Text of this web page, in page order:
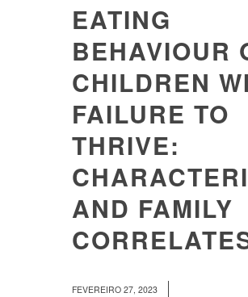
EATING
BEHAVIOUR
CHILDREN
FAILURE TO
THRIVE:
AND FAMILY
FEVEREIRO 27, 2023